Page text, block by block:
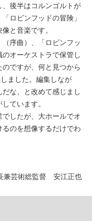
後半はコルンゴルトが
ロビンフッドの冒険」
と音楽です。
序曲）、「ロビンフッ
オーケストラで保管し
ですが、何と見つから
ました。編集しなが
な、と改めて感じまし
ています。
でしたが、大ホールでオ
のを想像するだけでわ
兼芸術総監督 安江正也